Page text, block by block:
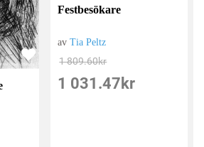
Festbesökare
avTia Peltz
1 809.60kr
1 031.47 kr